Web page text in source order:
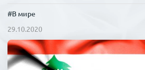
Экономика
#В мире
29.10.2020